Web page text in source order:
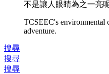
不是讓人眼睛為之一亮
TCSEEC's
adventure.
搜尋
搜尋
搜尋